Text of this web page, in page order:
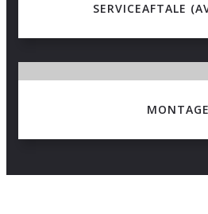
SERVICEAFTALE
MONTAGE